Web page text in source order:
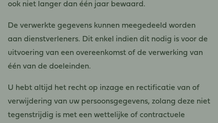
ook niet langer dan één jaar bewaard.
De verwerkte gegevens kunnen meegedeeld worden
aan dienstverleners. Dit enkel indien dit nodig is voor de
uitvoering van een overeenkomst of de verwerking van
één van de doeleinden.
U hebt altijd het recht op inzage en rectificatie van of
verwijdering van uw persoonsgegevens, zolang deze niet
tegenstrijdig is met een wettelijke of contractuele